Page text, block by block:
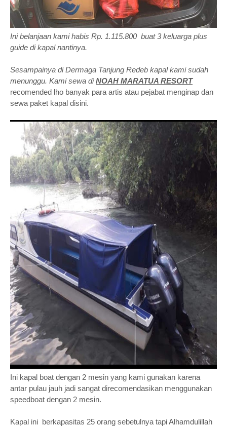
Ini belanjaan kami habis Rp. 1.115.800 buat 3 keluarga plus
guide di kapal nantinya.
Sesampainya di Dermaga Tanjung Redeb kapal kami sudah
menunggu. Kami sewa diNOAH MARATUA RESORT
recomended lho banyak para artis atau pejabat menginap dan
sewa paket kapal disini.
Ini kapal boat dengan 2 mesin yang kami gunakan karena
antar pulau jauh jadi sangat direcomendasikan menggunakan
speedboat dengan 2 mesin.
Kapal ini berkapasitas 25 orang sebetulnya tapi Alhamdulillah